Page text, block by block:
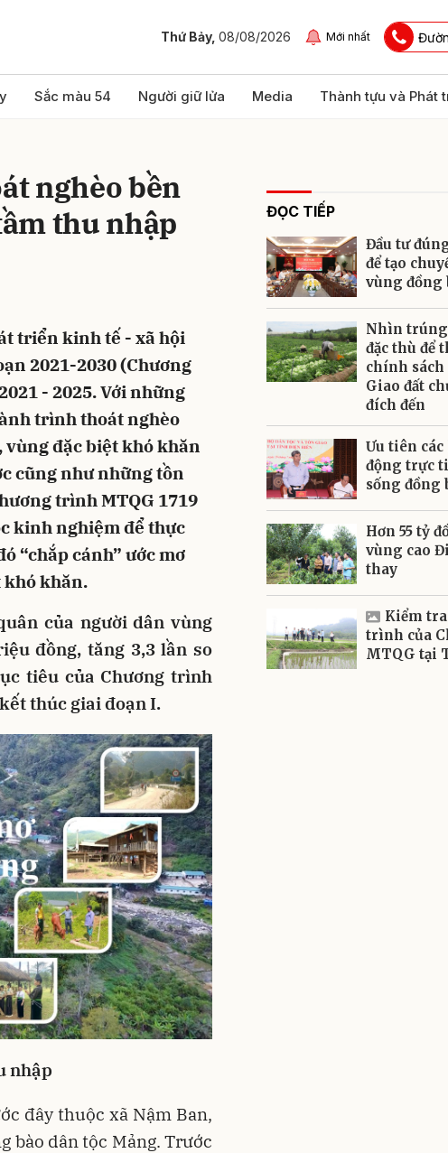
Thứ Bảy, 08/08/2026 Mới nhất
Sắc màu 54 Người giữ lửa Media Thành tựu và Phát
nghèo bền
thu nhập
triển kinh tế - xã hội
2021-2030 (Chương
- 2025. Với những
trình thoát nghèo
vùng đặc biệt khó khăn
cũng như những tồn
trình MTQG 1719
kinh nghiệm để thực
“chắp cánh” ước mơ
khó khăn.
của người dân vùng
đồng, tăng 3,3 lần so
tiêu của Chương trình
thúc giai đoạn I.
nhập
đây thuộc xã Nậm Ban,
bào dân tộc Mảng. Trước
ĐỌC TIẾP
Đầu tư
để tạo
vùng đồng
Nhìn
đặc thù để
chính sách
Giao đất
đích đến
Ưu tiên
động trực
sống đồng
Hơn 55 tỷ
vùng cao
thay
Kiểm
trình của
MTQG tại
Gửi